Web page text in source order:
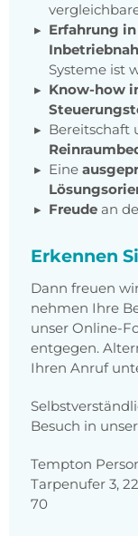
Erfahrung
Systeme ist
Know-how
Bereitschaft
Eine
Freude an
Erkennen
Dann freuen
nehmen Ihre
unser Online-
entgegen.
Ihren Anruf
Besuch in
Tempton
Tarpenufer 3,
70